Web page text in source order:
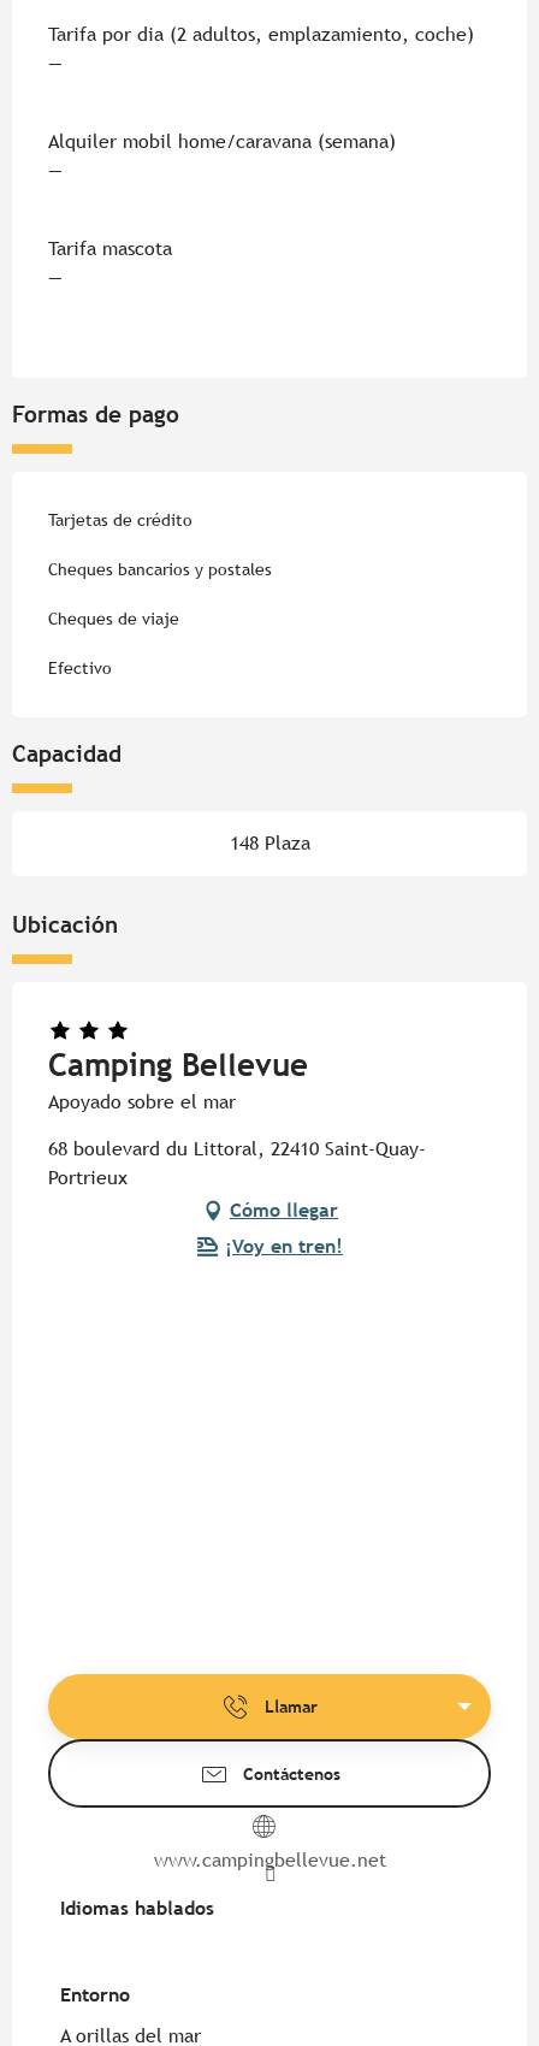
Tarifas 2026
Tarifa por dia (2 adultos, emplazamiento, coche)
—
Alquiler mobil home/caravana (semana)
—
Tarifa mascota
—
Formas de pago
Tarjetas de crédito
Cheques bancarios y postales
Cheques de viaje
Efectivo
Capacidad
148 Plaza
Ubicación
Camping Bellevue
Apoyado sobre el mar
68 boulevard du Littoral, 22410 Saint-Quay-
Portrieux
Cómo llegar
¡Voy en tren!
Llamar
Contáctenos
www.campingbellevue.net
Idiomas hablados
Idiomas hablados
Entorno
Entorno
A orillas del mar